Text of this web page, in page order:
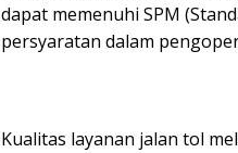
dapat memenuhi SPM
persyaratan dalam
Kualitas layanan jalan tol